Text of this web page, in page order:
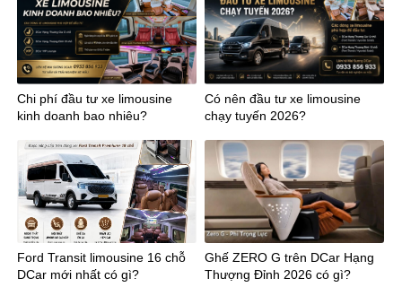
Chi phí đầu tư xe limousine
kinh doanh bao nhiêu?
Có nên đầu tư xe limousine
chạy tuyến 2026?
Ford Transit limousine 16 chỗ
DCar mới nhất có gì?
Ghế ZERO G trên DCar Hạng
Thượng Đỉnh 2026 có gì?